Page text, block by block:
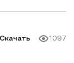
Скачать 1097